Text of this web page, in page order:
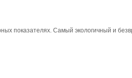
показателях. Самый экологичный и